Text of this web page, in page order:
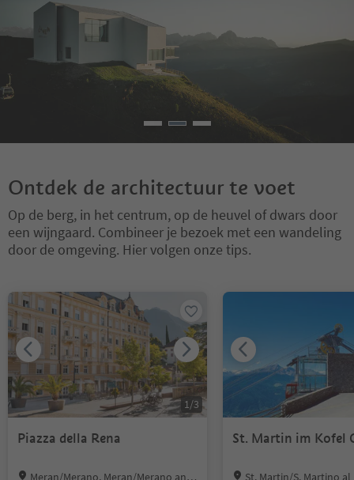
Ontdek de architectuur te voet
Op de berg, in het centrum, op de heuvel of dwars door
een wijngaard. Combineer je bezoek met een wandeling
door de omgeving. Hier volgen onze tips.
1 /3
Piazza della Rena
Location:
Meran/Merano, Meran/Merano and
St. Martin im Kofel
Location:
St. Martin/S. Martino